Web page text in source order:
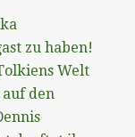
zu haben!
Welt
den